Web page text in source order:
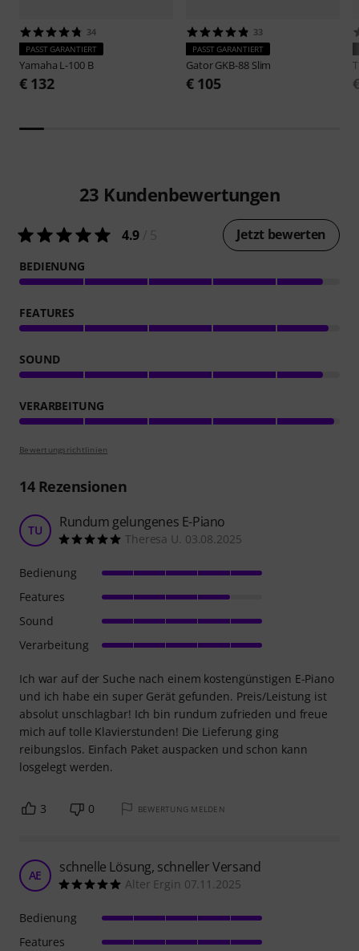
34
PASST GARANTIERT
Yamaha L-100 B
€ 132
33
PASST GARANTIERT
GatorGKB-88 Slim
€ 105
23 Kundenbewertungen
4.9 Jetzt bewerten
BEDIENUNG
FEATURES
SOUND
VERARBEITUNG
Bewertungsrichtlinien
14Rezensionen
TU Rundum gelungenes E-Piano
Theresa U. 03.08.2025
Ich war auf der Suche nach einem kostengünstigen E-Piano
und ich habe ein super Gerät gefunden. Preis/Leistung ist
absolut unschlagbar! Ich bin rundum zufrieden und freue
mich auf tolle Klavierstunden! Die Lieferung ging
reibungslos. Einfach Paket auspacken und schon kann
losgelegt werden.
Bedienung
Features
Sound
Verarbeitung
3 0 BEWERTUNG MELDEN
AE schnelle Lösung, schneller Versand
Alter Ergin 07.11.2025
Bedienung
Features